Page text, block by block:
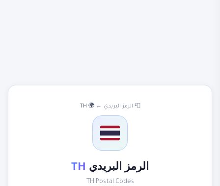
📮 الرمز البريدي ←
🌍 TH
الرمز البريدي TH
TH Postal Codes